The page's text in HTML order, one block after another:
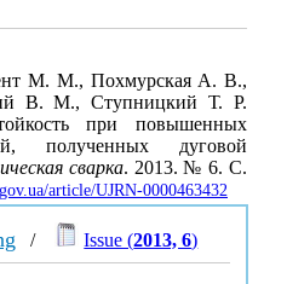
М. М., Похмурская А. В.,
В. М., Ступницкий Т. Р.
при повышенных
полученных дуговой
сварка. 2013. № 6. С.
article/UJRN-0000463432
/ Issue (2013, 6)